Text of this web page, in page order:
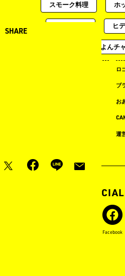
SHARE
スモーク料理 ホ
ヒ
土曜のよんチ
ロ
ブ
お
運
Facebook